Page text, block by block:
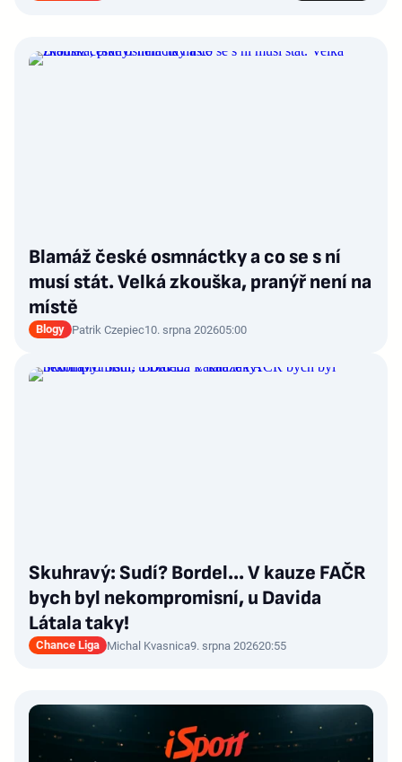
Blamáž české osmnáctky a co se s ní
musí stát. Velká zkouška, pranýř není na
místě
Blogy Patrik Czepiec10. srpna 202605:00
Skuhravý: Sudí? Bordel... V kauze FAČR
bych byl nekompromisní, u Davida
Látala taky!
Chance Liga Michal Kvasnica9. srpna 202620:55